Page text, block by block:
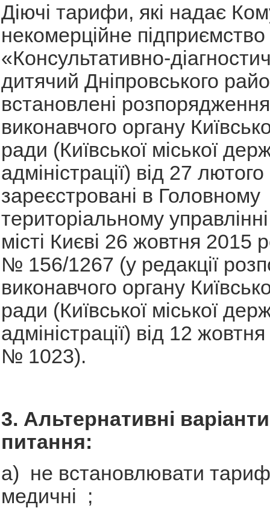
Діючі тарифи, які надає
некомерційне підприємство
«Консультативно-
дитячий Дніпровського
встановлені
виконавчого органу
ради (Київської міської
адміністрації) від 27
зареєстровані в Головному
територіальному
місті Києві 26 жовтня 2015
№ 156/1267 (у редакції
виконавчого органу
ради (Київської міської
адміністрації) від 12
№ 1023).
3. Альтернативні
питання:
а) не встановлювати
медичні ;